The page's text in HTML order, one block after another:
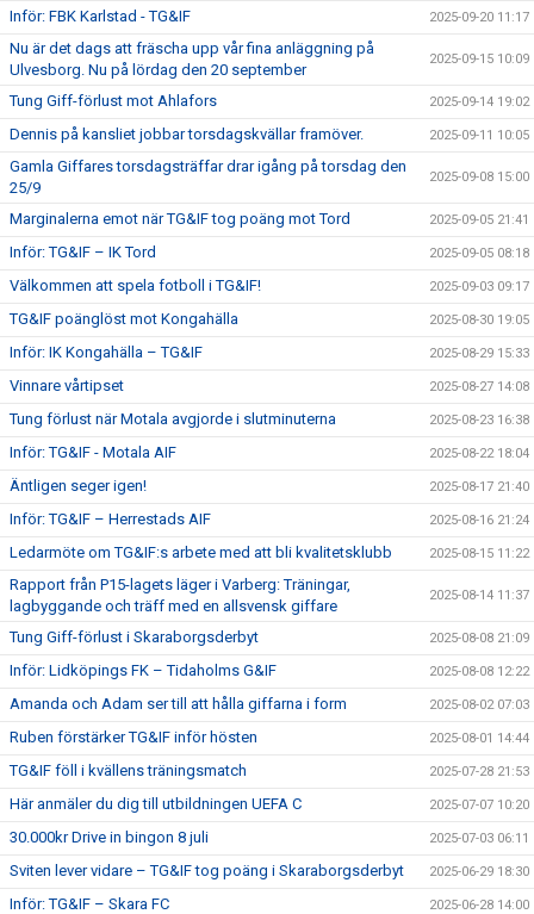
Inför: FBK Karlstad - TG&IF 2025-09-20 11:17
Nu är det dags att fräscha upp vår fina anläggning på
Ulvesborg. Nu på lördag den 20 september
2025-09-15 10:09
Tung Giff-förlust mot Ahlafors 2025-09-14 19:02
Dennis på kansliet jobbar torsdagskvällar framöver. 2025-09-11 10:05
Gamla Giffares torsdagsträffar drar igång på torsdag den
25/9
2025-09-08 15:00
Marginalerna emot när TG&IF tog poäng mot Tord 2025-09-05 21:41
Inför: TG&IF – IK Tord 2025-09-05 08:18
Välkommen att spela fotboll i TG&IF! 2025-09-03 09:17
TG&IF poänglöst mot Kongahälla 2025-08-30 19:05
Inför: IK Kongahälla – TG&IF 2025-08-29 15:33
Vinnare vårtipset 2025-08-27 14:08
Tung förlust när Motala avgjorde i slutminuterna 2025-08-23 16:38
Inför: TG&IF - Motala AIF 2025-08-22 18:04
Äntligen seger igen! 2025-08-17 21:40
Inför: TG&IF – Herrestads AIF 2025-08-16 21:24
Ledarmöte om TG&IF:s arbete med att bli kvalitetsklubb 2025-08-15 11:22
Rapport från P15-lagets läger i Varberg: Träningar,
lagbyggande och träff med en allsvensk giffare
2025-08-14 11:37
Tung Giff-förlust i Skaraborgsderbyt 2025-08-08 21:09
Inför: Lidköpings FK – Tidaholms G&IF 2025-08-08 12:22
Amanda och Adam ser till att hålla giffarna i form 2025-08-02 07:03
Ruben förstärker TG&IF inför hösten 2025-08-01 14:44
TG&IF föll i kvällens träningsmatch 2025-07-28 21:53
Här anmäler du dig till utbildningen UEFA C 2025-07-07 10:20
30.000kr Drive in bingon 8 juli 2025-07-03 06:11
Sviten lever vidare – TG&IF tog poäng i Skaraborgsderbyt 2025-06-29 18:30
Inför: TG&IF – Skara FC 2025-06-28 14:00